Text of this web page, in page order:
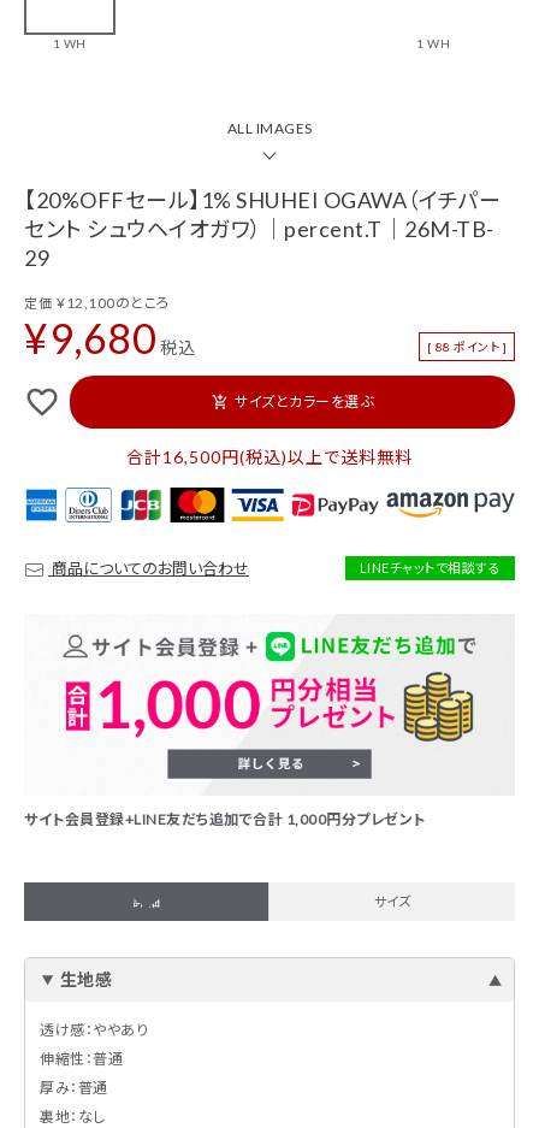
セント シュウヘイ
ブランド一覧
カテゴリーから探す
新着商品
トップス
スカート ワンピース
バッグ
シューズ 財布
ACCOUNT MENU
ようこそ ゲスト 様
会員登録
1 WH 1 WH
ALL IMAGES
【20%OFFセール】1% SHUHEI OGAWA（イチパー
セント シュウヘイオガワ）｜percent.T｜26M-TB-
29
定価 ¥12,100のところ
¥9,680 税込 [ 88 ポイント ]
favorite_outline add_shopping_cart サイズとカラーを選ぶ
合計16,500円(税込)以上で送料無料
商品についてのお問い合わせ LINEチャットで相談する
サイト会員登録+LINE友だち追加で合計 1,000円分プレゼント
詳細 サイズ
生地感
透け感：ややあり
伸縮性：普通
厚み：普通
裏地：なし